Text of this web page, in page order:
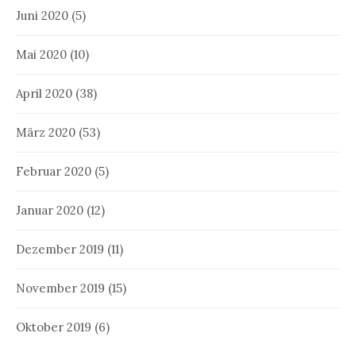
Juni 2020 (5)
Mai 2020 (10)
April 2020 (38)
März 2020 (53)
Februar 2020 (5)
Januar 2020 (12)
Dezember 2019 (11)
November 2019 (15)
Oktober 2019 (6)